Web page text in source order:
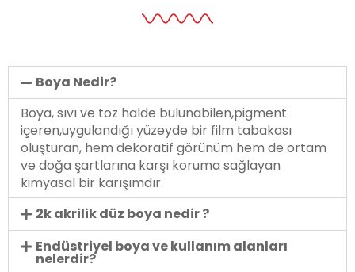
Boya Nedir?
Boya, sıvı ve toz halde bulunabilen,pigment
içeren,uygulandığı yüzeyde bir film tabakası
oluşturan, hem dekoratif görünüm hem de ortam
ve doğa şartlarına karşı koruma sağlayan
kimyasal bir karışımdır.
2k akrilik düz boya nedir ?
Endüstriyel boya ve kullanım alanları
nelerdir?